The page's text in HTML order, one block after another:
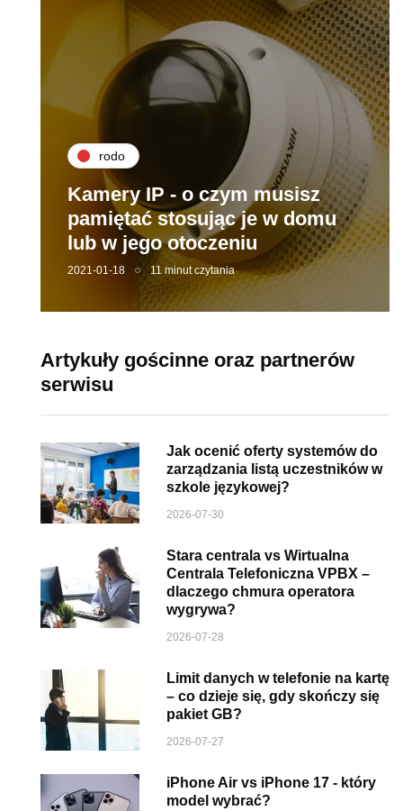
rodo
Kamery IP - o czym musisz
pamiętać stosując je w domu
lub w jego otoczeniu
2021-01-18 11 minut czytania
Artykuły gościnne oraz partnerów
serwisu
Jak ocenić oferty systemów do
zarządzania listą uczestników w
szkole językowej?
2026-07-30
Stara centrala vs Wirtualna
Centrala Telefoniczna VPBX –
dlaczego chmura operatora
wygrywa?
2026-07-28
Limit danych w telefonie na kartę
– co dzieje się, gdy skończy się
pakiet GB?
2026-07-27
iPhone Air vs iPhone 17 - który
model wybrać?